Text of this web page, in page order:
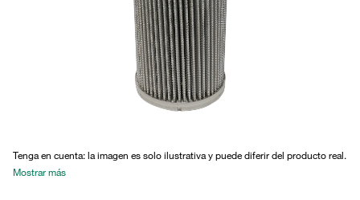
Tenga en cuenta: la imagen es solo ilustrativa y puede diferir del producto real.
Mostrar más